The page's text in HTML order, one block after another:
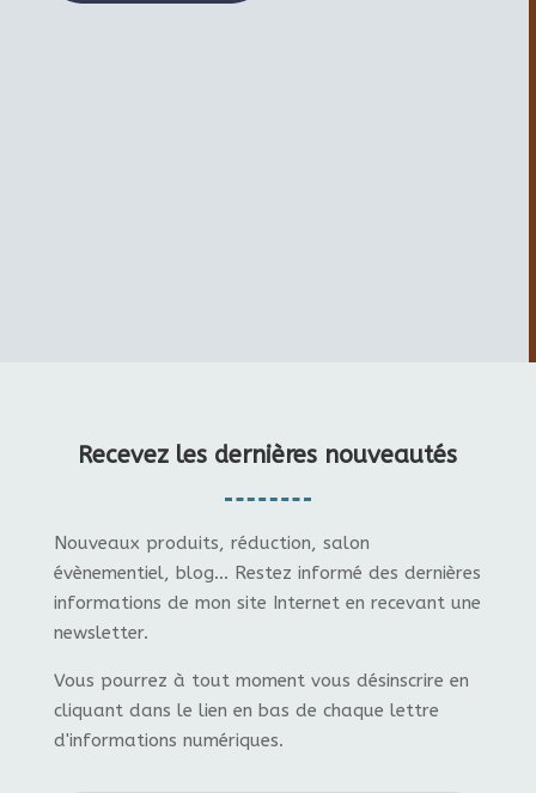
Recevez les dernières nouveautés
Nouveaux produits, réduction, salon
évènementiel, blog... Restez informé des dernières
informations de mon site Internet en recevant une
newsletter.
Vous pourrez à tout moment vous désinscrire en
cliquant dans le lien en bas de chaque lettre
d'informations numériques.